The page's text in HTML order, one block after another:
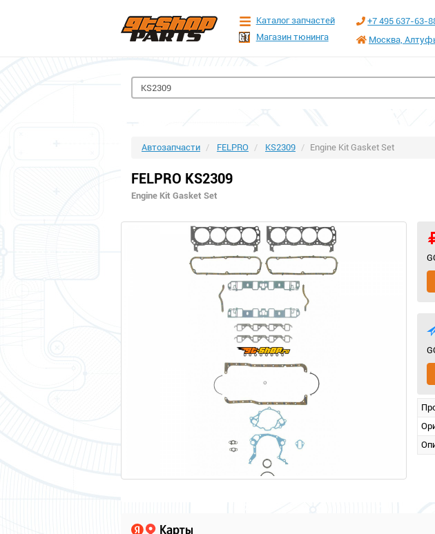
Каталог запчастей
Магазин тюнинга
+7 495 637-63-
Москва,
Автозапчасти FELPRO KS2309 Engine Kit Gasket Set
FELPRO KS2309
Engine Kit Gasket Set